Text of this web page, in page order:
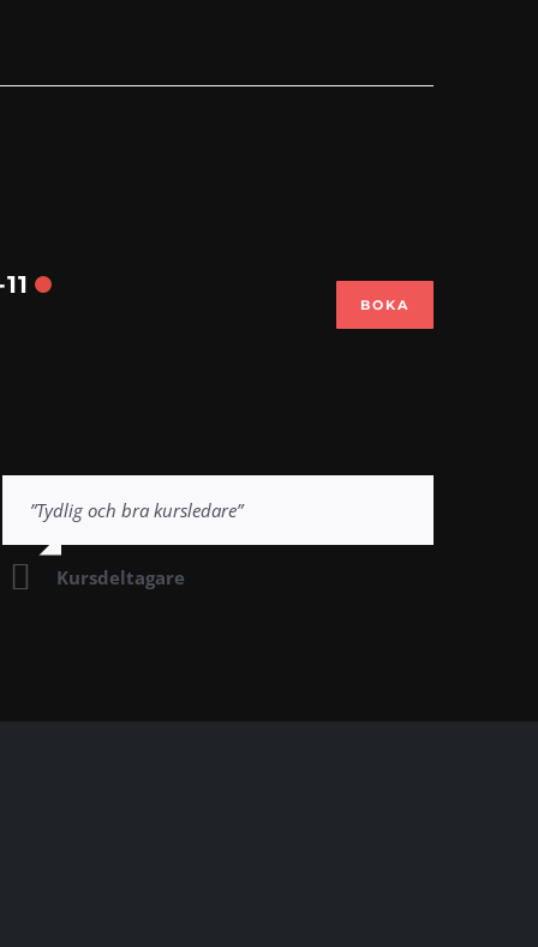
BOKA
”Tydlig och bra kursledare”
Kursdeltagare